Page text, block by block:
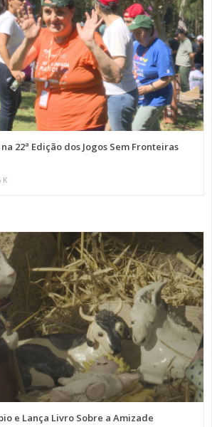
na 22ª Edição dos Jogos Sem Fronteiras
K
e Lança Livro Sobre a Amizade